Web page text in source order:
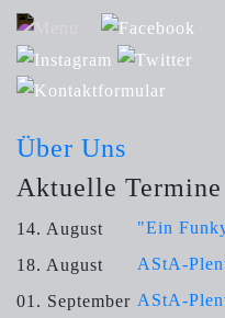
Über Uns
Aktuelle Termine
14. August
"Ein
18. August
AStA-
01. September AStA-